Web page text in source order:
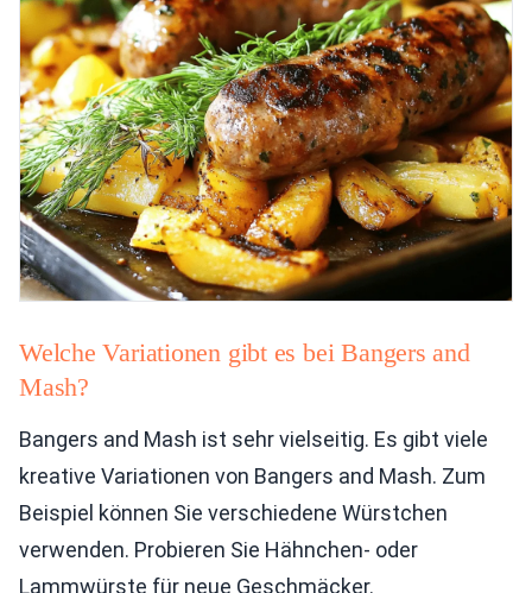
Welche Variationen gibt es bei Bangers and
Mash?
Bangers and Mash ist sehr vielseitig. Es gibt viele
kreative Variationen von Bangers and Mash. Zum
Beispiel können Sie verschiedene Würstchen
verwenden. Probieren Sie Hähnchen- oder
Lammwürste für neue Geschmäcker.